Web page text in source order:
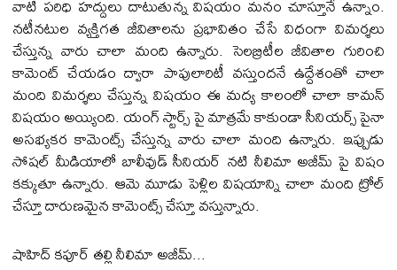
వాటి పరిధి హద్దులు దాటుతున్న విషయం మనం చూస్తూనే ఉన్నాం.
నటీనటుల వ్యక్తిగత జీవితాలను ప్రభావితం చేసే విధంగా విమర్శలు
చేస్తున్న వారు చాలా మంది ఉన్నారు. సెలబ్రిటీల జీవితాల గురించి
కామెంట్‌ చేయడం ద్వారా పాపులారిటీ వస్తుందనే ఉద్దేశంతో చాలా
మంది విమర్శలు చేస్తున్న విషయం ఈ మద్య కాలంలో చాలా కామన్‌
విషయం అయ్యింది. యంగ్‌ స్టార్స్‌ పై మాత్రమే కాకుండా సీనియర్స్ పైనా
అసభ్యకర కామెంట్స్ చేస్తున్న వారు చాలా మంది ఉన్నారు. ఇప్పుడు
సోషల్‌ మీడియాలో బాలీవుడ్‌ సీనియర్ నటి నీలిమా అజీమ్‌ పై విషం
కక్కుతూ ఉన్నారు. ఆమె మూడు పెళ్లిల విషయాన్ని చాలా మంది ట్రోల్‌
చేస్తూ దారుణమైన కామెంట్స్ చేస్తూ వస్తున్నారు.
షాహిద్‌ కపూర్‌ తల్లి నీలిమా అజీమ్‌...